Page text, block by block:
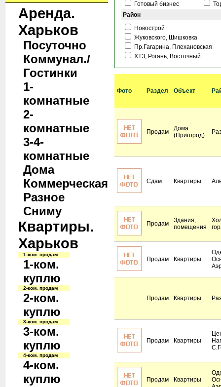
Аренда.
Харьков
Посуточно
Коммунал./
Гостинки
1-
комнатные
2-
комнатные
3-4-
комнатные
Дома
Коммерческая
Разное
Сниму
Квартиры.
Харьков
1-ком. продам
1-ком.
куплю
2-ком. продам
2-ком.
куплю
3-ком. продам
3-ком.
куплю
4-ком. продам
4-ком.
куплю
Готовый бизнес
Район
Новострой
Жуковского, Шишковка
Пр.Гагарина, Плехановская
ХТЗ, Рогань, Восточный
Фото Раздел Объект
Продам
Дома
(Пригород)
Сдам Квартиры
Продам
Здания,
помещения
Продам Квартиры
Продам Квартиры
Продам Квартиры
Продам Квартиры